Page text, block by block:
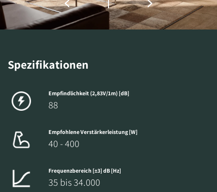
Spezifikationen
Empfindlichkeit (2,83V/1m) [dB]
88
Empfohlene Verstärkerleistung [W]
40 - 400
Frequenzbereich [±3] dB [Hz]
35 bis 34.000